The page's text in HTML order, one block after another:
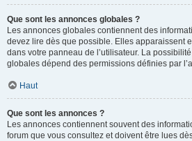
Que sont les annonces globales ?
Les annonces globales contiennent des
devez lire dès que possible. Elles apparaissent
dans votre panneau de l’utilisateur. La
globales dépend des permissions définies par
Haut
Que sont les annonces ?
Les annonces contiennent souvent des
forum que vous consultez et doivent être lues